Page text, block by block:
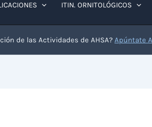
ITIN. ORNITOLÓGICOS
de las Actividades de AHSA? Apúntate